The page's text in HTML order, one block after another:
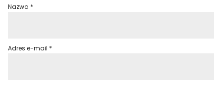
Nazwa *
Adres e-mail *